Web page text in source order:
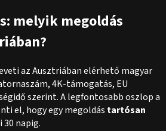
melyik megoldás
az Ausztriában elérhető magyar
4K-támogatás, EU
szerint. A legfontosabb oszlop a
el, hogy egy megoldás tartósan
30 napig.